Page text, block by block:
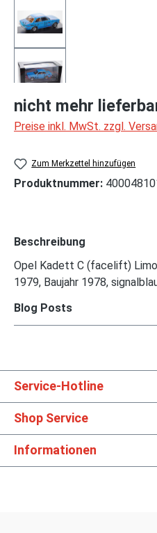
nicht mehr
Preise inkl. MwSt. zzgl.
Zum Merkzettel hinzufügen
Produktnummer:
Beschreibung
Opel Kadett C (facelift)
1979, Baujahr 1978,
Blog Posts
Service-Hotline
Shop Service
Informationen